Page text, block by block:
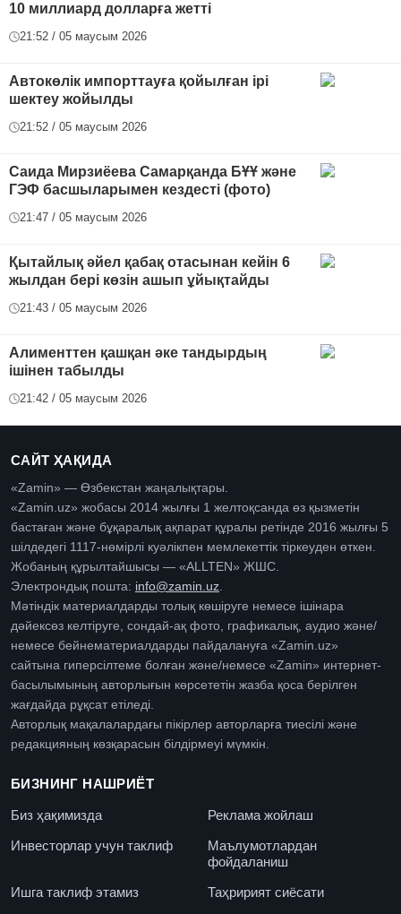
10 миллиард долларға жетті
21:52 / 05 маусым 2026
Автокөлік импорттауға қойылған ірі
шектеу жойылды
21:52 / 05 маусым 2026
Саида Мирзиёева Самарқанда БҰҰ және
ГЭФ басшыларымен кездесті (фото)
21:47 / 05 маусым 2026
Қытайлық әйел қабақ отасынан кейін 6
жылдан бері көзін ашып ұйықтайды
21:43 / 05 маусым 2026
Алименттен қашқан әке тандырдың
ішінен табылды
21:42 / 05 маусым 2026
САЙТ ҲАҚИДА
«Zamin» — Өзбекстан жаңалықтары.
«Zamin.uz» жобасы 2014 жылғы 1 желтоқсанда өз қызметін
бастаған және бұқаралық ақпарат құралы ретінде 2016 жылғы 5
шілдедегі 1117-нөмірлі куәлікпен мемлекеттік тіркеуден өткен.
Жобаның құрылтайшысы — «ALLTEN» ЖШС.
Электрондық пошта: info@zamin.uz.
Мәтіндік материалдарды толық көшіруге немесе ішінара
дәйексөз келтіруге, сондай-ақ фото, графикалық, аудио және/
немесе бейнематериалдарды пайдалануға «Zamin.uz»
сайтына гиперсілтеме болған және/немесе «Zamin» интернет-
басылымының авторлығын көрсететін жазба қоса берілген
жағдайда рұқсат етіледі.
Авторлық мақалалардағы пікірлер авторларға тиесілі және
редакцияның көзқарасын білдірмеуі мүмкін.
БИЗНИНГ НАШРИЁТ
Биз ҳақимизда
Реклама жойлаш
Инвесторлар учун таклиф
Маълумотлардан
фойдаланиш
Ишга таклиф этамиз
Таҳририят сиёсати